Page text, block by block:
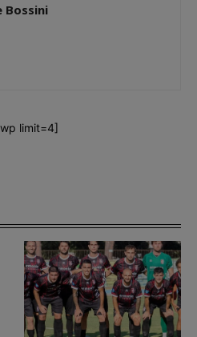
Bossini
limit=4]